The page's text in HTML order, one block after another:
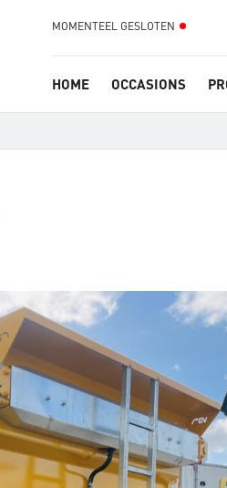
MOMENTEEL GESLOTEN
HOME OCCASIONS